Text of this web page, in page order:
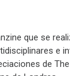
que se
e
de